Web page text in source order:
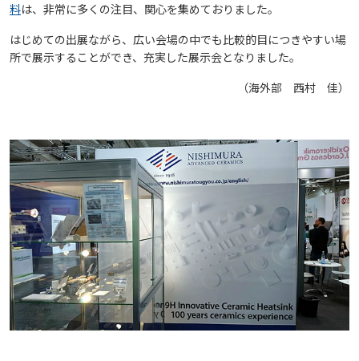
料は、非常に多くの注目、関心を集めておりました。
はじめての出展ながら、広い会場の中でも比較的目につきやすい場
所で展示することができ、充実した展示会となりました。
（海外部 西村 佳）